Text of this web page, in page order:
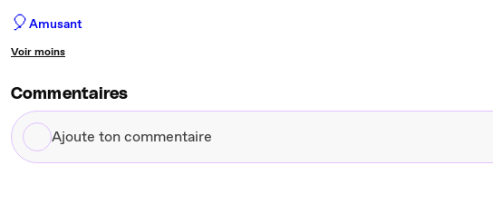
🎈Amusant
Voir moins
Commentaires
Ajoute
ton